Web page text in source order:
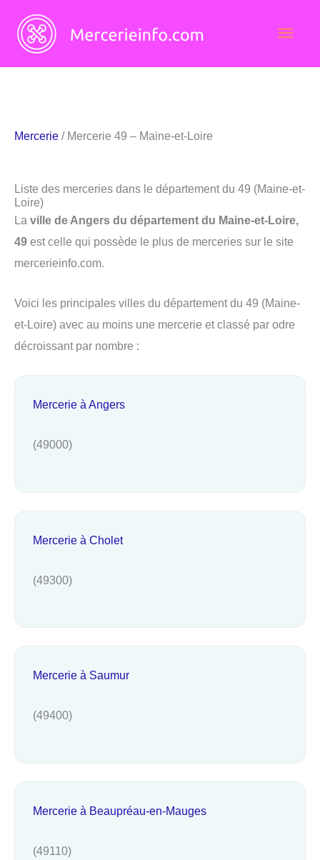
contenu
Mercerie / Mercerie 49 – Maine-et-Loire
Liste des merceries dans le département du 49 (Maine-et-
Loire)
La ville de Angers du département du Maine-et-Loire,
49 est celle qui possède le plus de merceries sur le site
mercerieinfo.com.
Voici les principales villes du département du 49 (Maine-
et-Loire) avec au moins une mercerie et classé par odre
décroissant par nombre :
Mercerie à Angers
(49000)
Mercerie à Cholet
(49300)
Mercerie à Saumur
(49400)
Mercerie à Beaupréau-en-Mauges
(49110)